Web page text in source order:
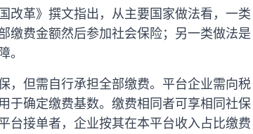
改革》撰文指出，从主要国家做法看，一类
缴费金额然后参加社会保险；另一类做法是
。
，但需自行承担全部缴费。平台企业需向税
于确定缴费基数。缴费相同者可享相同社保
台接单者，企业按其在本平台收入占比缴费